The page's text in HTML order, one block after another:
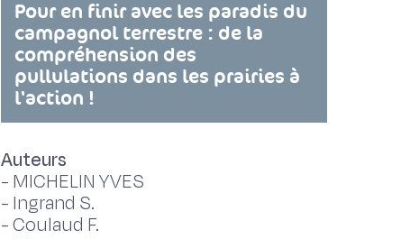
Pour en finir avec les paradis du
campagnol terrestre : de la
compréhension des
pullulations dans les prairies à
l'action !
Auteurs
- MICHELIN YVES
- Ingrand S.
-Coulaud F.